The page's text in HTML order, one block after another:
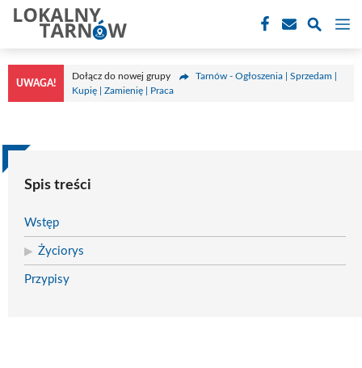
Przejdź
treści
UWAGA!
Dołącz do nowej grupy
Tarnów - Ogłoszenia | Sprzedam |
Kupię | Zamienię | Praca
Spis treści
Wstęp
Życiorys
Przypisy